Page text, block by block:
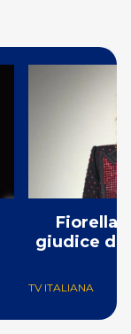
Fiorella
giudice di
TV ITALIANA